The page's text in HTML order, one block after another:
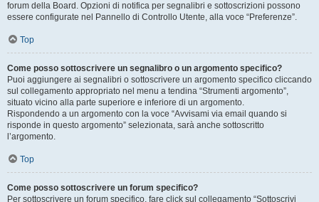
forum della Board. Opzioni di notifica per segnalibri e sottoscrizioni possono
essere configurate nel Pannello di Controllo Utente, alla voce “Preferenze”.
Top
Come posso sottoscrivere un segnalibro o un argomento specifico?
Puoi aggiungere ai segnalibri o sottoscrivere un argomento specifico cliccando
sul collegamento appropriato nel menu a tendina “Strumenti argomento”,
situato vicino alla parte superiore e inferiore di un argomento.
Rispondendo a un argomento con la voce “Avvisami via email quando si
risponde in questo argomento” selezionata, sarà anche sottoscritto
l’argomento.
Top
Come posso sottoscrivere un forum specifico?
Per sottoscrivere un forum specifico, fare click sul collegamento “Sottoscrivi